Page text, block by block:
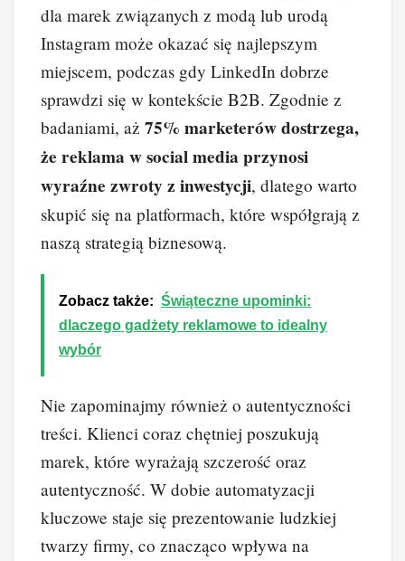
dla marek związanych z modą lub urodą
Instagram może okazać się najlepszym
miejscem, podczas gdy LinkedIn dobrze
sprawdzi się w kontekście B2B. Zgodnie z
badaniami, aż 75% marketerów dostrzega,
że reklama w social media przynosi
wyraźne zwroty z inwestycji, dlatego warto
skupić się na platformach, które współgrają z
naszą strategią biznesową.
Zobacz także: Świąteczne upominki:
dlaczego gadżety reklamowe to idealny
wybór
Nie zapominajmy również o autentyczności
treści. Klienci coraz chętniej poszukują
marek, które wyrażają szczerość oraz
autentyczność. W dobie automatyzacji
kluczowe staje się prezentowanie ludzkiej
twarzy firmy, co znacząco wpływa na